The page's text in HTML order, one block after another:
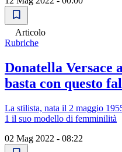
Articolo
Rubriche
Donatella Versace
basta con questo
La stilista, nata il 2 maggio
1 il suo modello di femminilità
02 Mag 2022 - 08:22